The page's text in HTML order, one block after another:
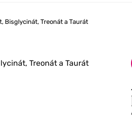
Bisglycinát, Treonát a Taurát